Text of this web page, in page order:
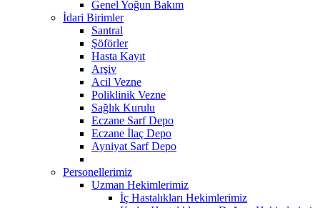
Genel Yoğun Bakım
İdari Birimler
Santral
Şöförler
Hasta Kayıt
Arşiv
Acil Vezne
Poliklinik Vezne
Sağlık Kurulu
Eczane Sarf Depo
Eczane İlaç Depo
Ayniyat Sarf Depo
Personellerimiz
Uzman Hekimlerimiz
İç Hastalıkları Hekimlerimiz